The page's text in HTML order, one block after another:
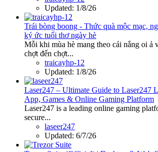
Updated: 1/8/26
Trái bòng boong - Thức quà mộc mạc,
ký ức tuổi thơ ngày hè
Mỗi khi mùa hè mang theo cái nắng oi ả
chợt đến chợt...
traicayhp-12
Updated: 1/8/26
Laser247 – Ultimate Guide to Laser247
App, Games & Online Gaming Platform
Laser247 is a leading online gaming
secure...
laseer247
Updated: 6/7/26